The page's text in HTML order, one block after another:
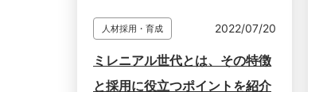
人材採用・育成 2022/07/20
ミレニアル世代とは、その特徴
と採用に役立つポイントを紹介